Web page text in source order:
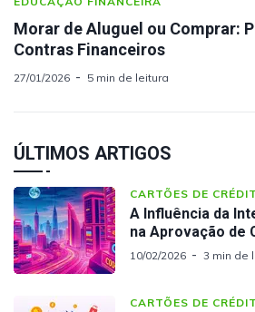
Morar de Aluguel ou Comprar:
Contras Financeiros
27/01/2026 5 min de leitura
ÚLTIMOS ARTIGOS
CARTÕES DE
A Influência da
na Aprovação de
10/02/2026 3 min de
CARTÕES DE